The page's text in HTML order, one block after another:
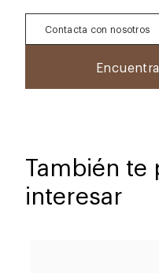
Contacta con nosotros
También te
interesar